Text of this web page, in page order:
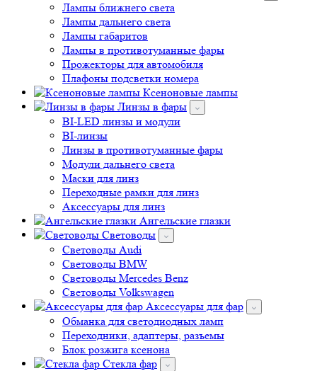
Лампы ближнего света
Лампы дальнего света
Лампы габаритов
Лампы в противотуманные фары
Прожекторы для автомобиля
Плафоны подсветки номера
Ксеноновые лампы
Линзы в фары
BI-LED линзы и модули
BI-линзы
Линзы в противотуманные фары
Модули дальнего света
Маски для линз
Переходные рамки для линз
Аксессуары для линз
Ангельские глазки
Световоды
Cветоводы Audi
Cветоводы BMW
Световоды Mercedes Benz
Cветоводы Volkswagen
Аксессуары для фар
Обманка для светодиодных ламп
Переходники, адаптеры, разъемы
Блок розжига ксенона
Стекла фар